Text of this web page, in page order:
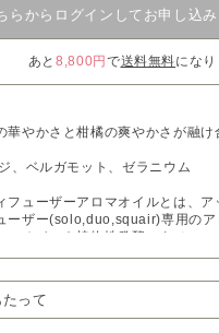
らからログインしてお申し込み
あと8,800円 で送料無料にな
華やかさと柑橘の爽やかさが融け
、ベルガモット、ゼラニウム
ューザーアロマオイルとは、ア
ーザー(solo,duo,squair)専用のア
ルオイルを植物性発酵エタノール
イルです。
いて
って